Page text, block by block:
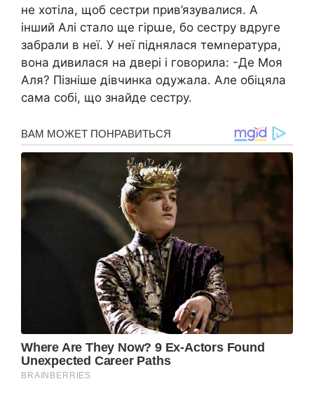
не хотіла, щоб сестри прив’язувалися. А
інший Алі стало ще гipաе, бо сестру вдруге
забрали в неї. У неї піднялася темոература,
вона дивилася на двері і говорила: -Де Моя
Аля? Пізніше дівчинка одужала. Але обіцяла
сама собі, що знайде сестру.